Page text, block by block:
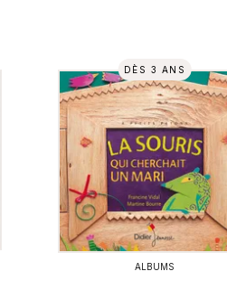
DÈS 3 ANS
ALBUMS